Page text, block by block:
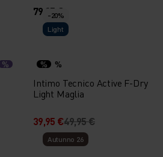
79,95 €
%
-20%
Light
% %
Intimo Tecnico Active F-Dry
Light Maglia
39,95 €49,95 €
Autunno 26